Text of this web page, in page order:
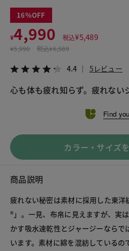
16
¥4,990 税込¥5,489
¥5,990 税込¥6,589
4.4 5レビュー
心も体も疲れ知らず。疲れない
Find
カラー・サイズ
商品説明
疲れない秘密は素材に採用した東洋
®」。一見、布帛に見えますが、実
かす吸水速乾性とジャージーならで
います。素材に綿を混紡している
LINE X